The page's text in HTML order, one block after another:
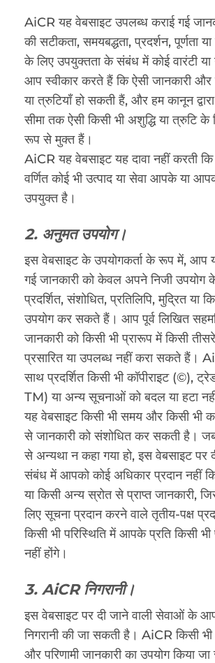
AiCR यह वेबसाइट उपलब्ध कराई गई
की सटीकता, समयबद्धता, प्रदर्शन, पूर्णता
के लिए उपयुक्तता के संबंध में कोई वारंटी या
आप स्वीकार करते हैं कि ऐसी जानकारी और
या त्रुटियाँ हो सकती हैं, और हम कानून
सीमा तक ऐसी किसी भी अशुद्धि या त्रुटि के
रूप से मुक्त हैं।
AiCR यह वेबसाइट यह दावा नहीं करती
वर्णित कोई भी उत्पाद या सेवा आपके या
उपयुक्त है।
2. अनुमत उपयोग।
इस वेबसाइट के उपयोगकर्ता के रूप में, आप
गई जानकारी को केवल अपने निजी उपयोग
प्रदर्शित, संशोधित, प्रतिलिपि, मुद्रित या
उपयोग कर सकते हैं। आप पूर्व लिखित
जानकारी को किसी भी प्रारूप में किसी
प्रसारित या उपलब्ध नहीं करा सकते हैं।
साथ प्रदर्शित किसी भी कॉपीराइट (©),
TM) या अन्य सूचनाओं को बदल या हटा
यह वेबसाइट किसी भी समय और किसी भी
से जानकारी को संशोधित कर सकती है।
से अन्यथा न कहा गया हो, इस वेबसाइट पर
संबंध में आपको कोई अधिकार प्रदान नहीं
या किसी अन्य स्रोत से प्राप्त जानकारी,
लिए सूचना प्रदान करने वाले तृतीय-पक्ष
किसी भी परिस्थिति में आपके प्रति किसी भी
नहीं होंगे।
3. AiCR निगरानी।
इस वेबसाइट पर दी जाने वाली सेवाओं के
निगरानी की जा सकती है। AiCR किसी
और परिणामी जानकारी का उपयोग किया